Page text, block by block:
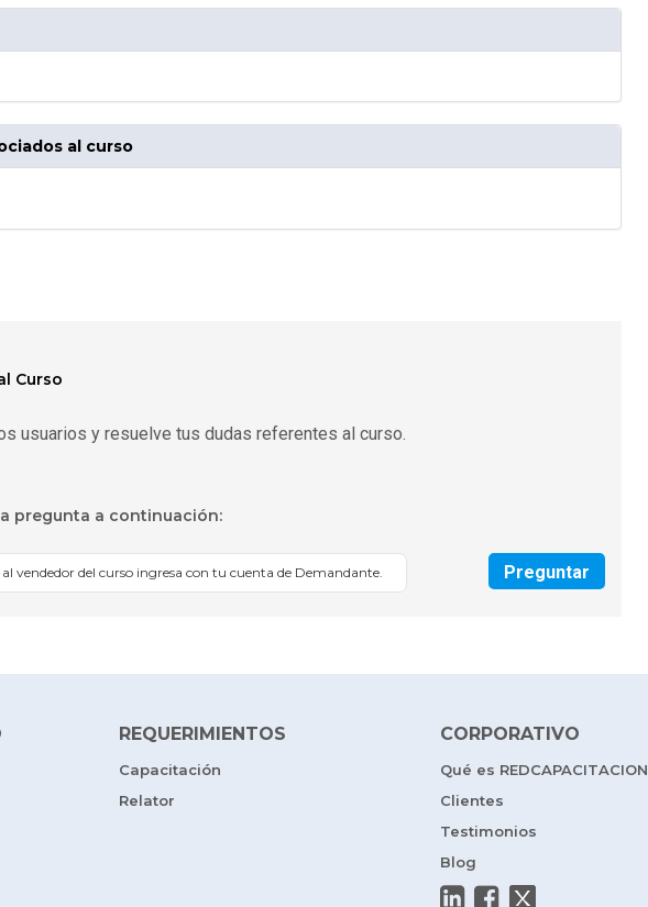
al curso
Curso
usuarios y resuelve tus dudas referentes al curso.
pregunta a continuación:
vendedor del curso ingresa con tu cuenta de Demandante. Preguntar
REQUERIMIENTOS
Capacitación
Relator
CORPORATIVO
Qué es REDCAPACITACION
Clientes
Testimonios
Blog